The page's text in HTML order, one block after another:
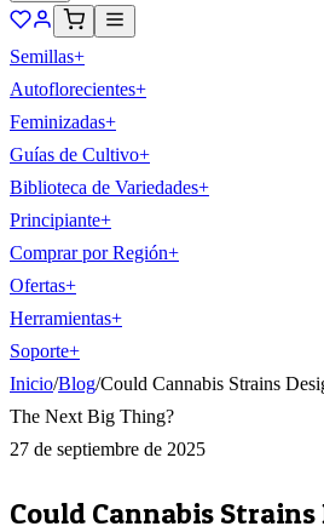
Semillas+
Autoflorecientes+
Feminizadas+
Guías de Cultivo+
Biblioteca de Variedades+
Principiante+
Comprar por Región+
Ofertas+
Herramientas+
Soporte+
Inicio/Blog/Could Cannabis Strains
The Next Big Thing?
27 de septiembre de 2025
Could Cannabis